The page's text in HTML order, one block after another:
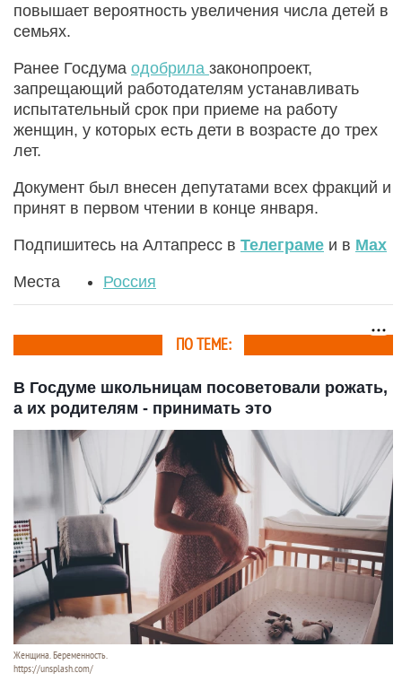
повышает вероятность увеличения числа детей в
семьях.
Ранее Госдума одобрила законопроект,
запрещающий работодателям устанавливать
испытательный срок при приеме на работу
женщин, у которых есть дети в возрасте до трех
лет.
Документ был внесен депутатами всех фракций и
принят в первом чтении в конце января.
Подпишитесь на Алтапресс в Телеграме и в Max
Места Россия
ПО ТЕМЕ:
В Госдуме школьницам посоветовали рожать,
а их родителям - принимать это
Женщина. Беременность.
https://unsplash.com/